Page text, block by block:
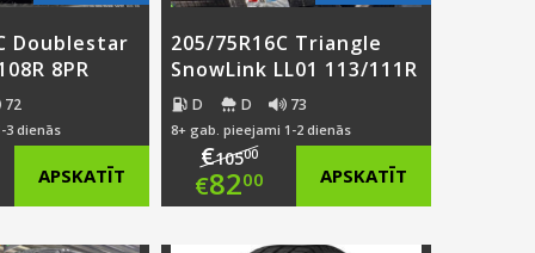
Doublestar
8PR
72
3 dienās
APSKATĪT
205/75R16C Triangle
SnowLink LL01 113/111R
D D 73
8+ gab. pieejami 1-2 dienās
€10500
Original
€8200 APSKATĪT